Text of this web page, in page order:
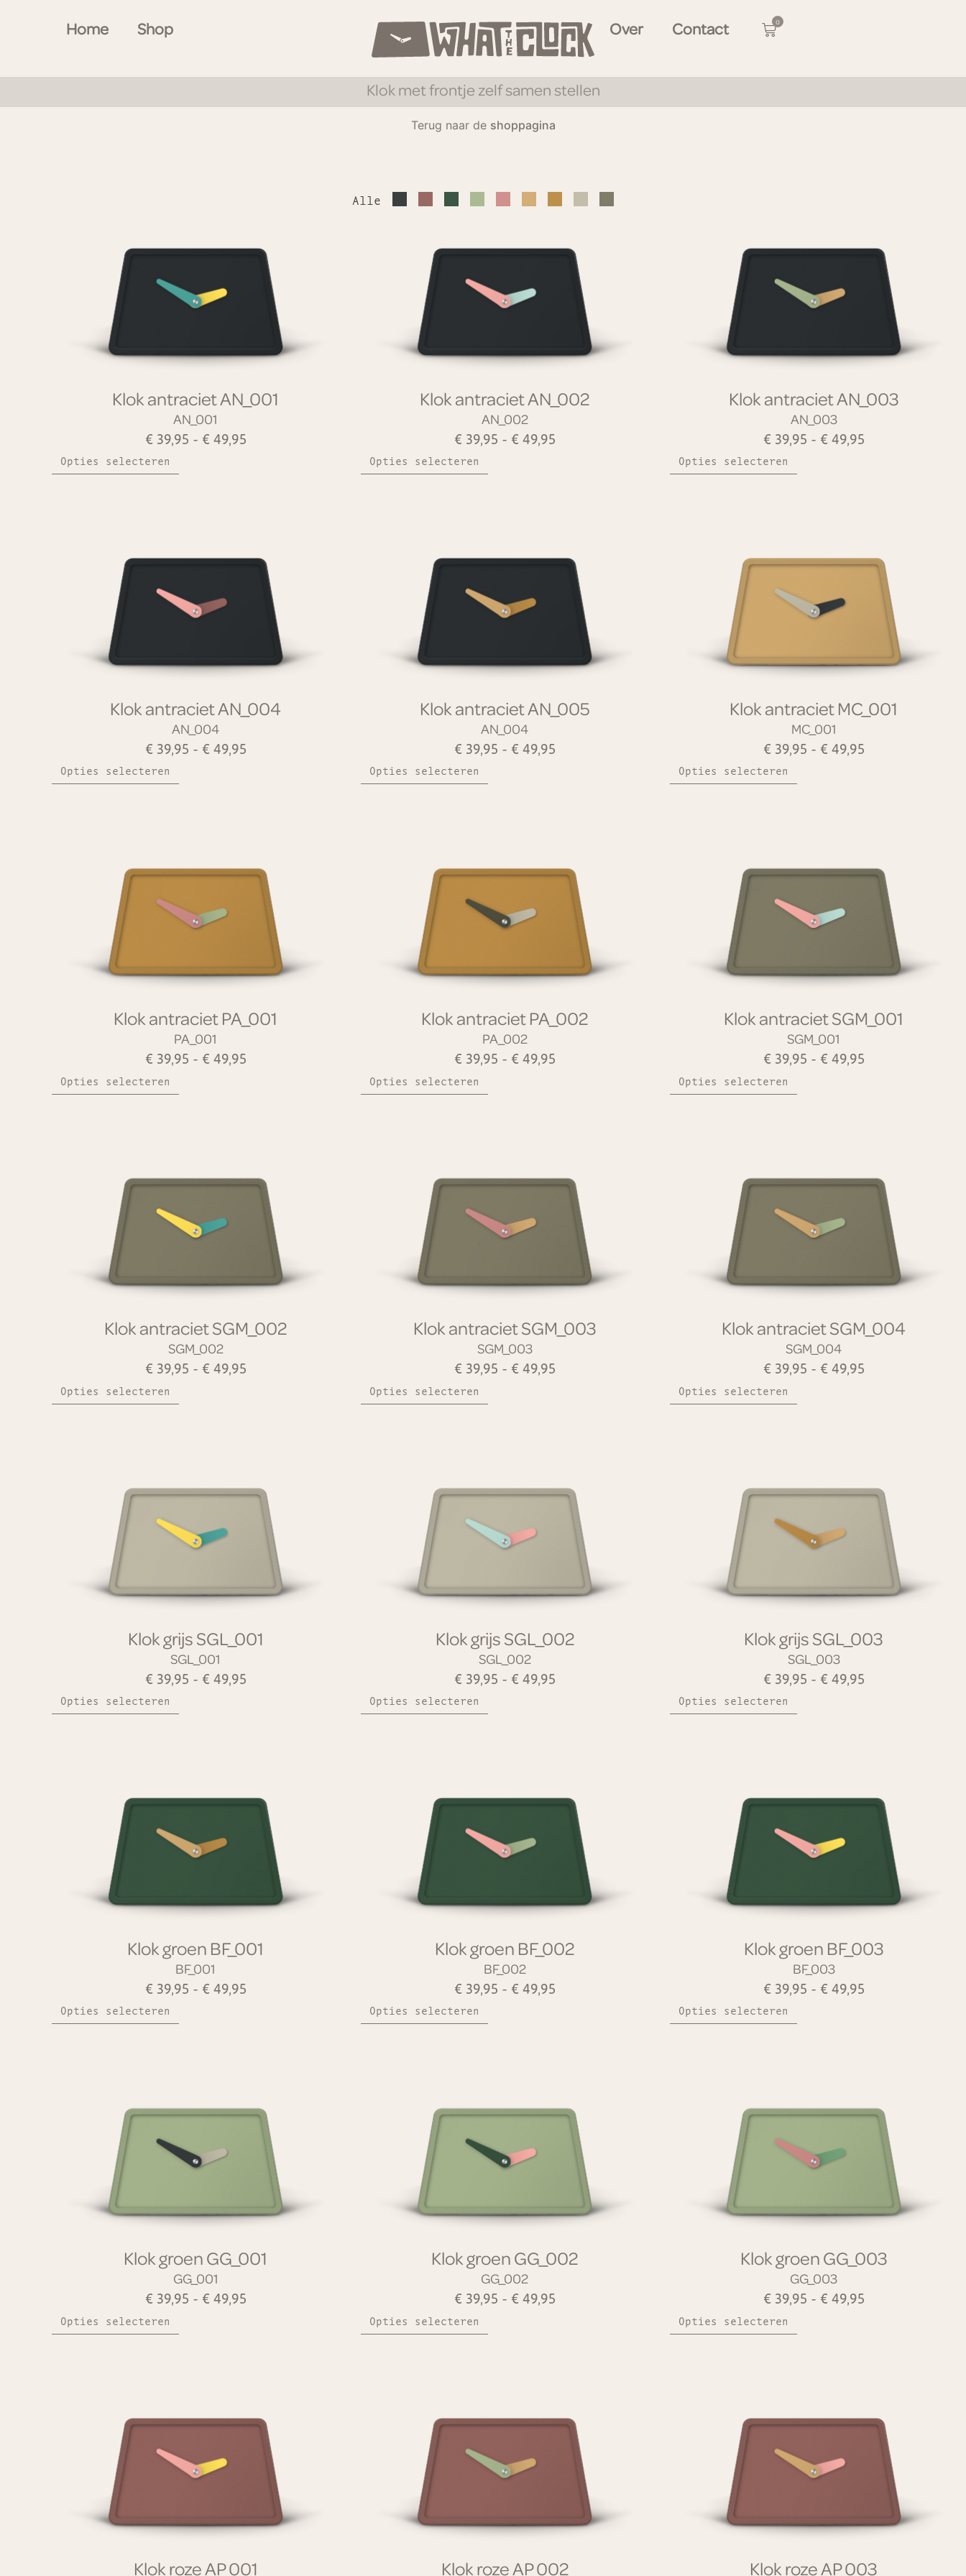
Home Shop Over Contact
0
Klok met frontje zelf samen stellen
Terug naar de shoppagina
Alle
Klok antraciet AN_001
AN_001
€39,95 - €49,95
Opties selecteren
Klok antraciet AN_002
AN_002
€39,95 - €49,95
Opties selecteren
Klok antraciet AN_003
AN_003
€39,95 - €49,95
Opties selecteren
Klok antraciet AN_004
AN_004
€39,95 - €49,95
Opties selecteren
Klok antraciet AN_005
AN_004
€39,95 - €49,95
Opties selecteren
Klok antraciet MC_001
MC_001
€39,95 - €49,95
Opties selecteren
Klok antraciet PA_001
PA_001
€39,95 - €49,95
Opties selecteren
Klok antraciet PA_002
PA_002
€39,95 - €49,95
Opties selecteren
Klok antraciet SGM_001
SGM_001
€39,95 - €49,95
Opties selecteren
Klok antraciet SGM_002
SGM_002
€39,95 - €49,95
Opties selecteren
Klok antraciet SGM_003
SGM_003
€39,95 - €49,95
Opties selecteren
Klok antraciet SGM_004
SGM_004
€39,95 - €49,95
Opties selecteren
Klok grijs SGL_001
SGL_001
€39,95 - €49,95
Opties selecteren
Klok grijs SGL_002
SGL_002
€39,95 - €49,95
Opties selecteren
Klok grijs SGL_003
SGL_003
€39,95 - €49,95
Opties selecteren
Klok groen BF_001
BF_001
€39,95 - €49,95
Opties selecteren
Klok groen BF_002
BF_002
€39,95 - €49,95
Opties selecteren
Klok groen BF_003
BF_003
€39,95 - €49,95
Opties selecteren
Klok groen GG_001
GG_001
€39,95 - €49,95
Opties selecteren
Klok groen GG_002
GG_002
€39,95 - €49,95
Opties selecteren
Klok groen GG_003
GG_003
€39,95 - €49,95
Opties selecteren
Klok roze AP_001 Klok roze AP_002 Klok roze AP_003